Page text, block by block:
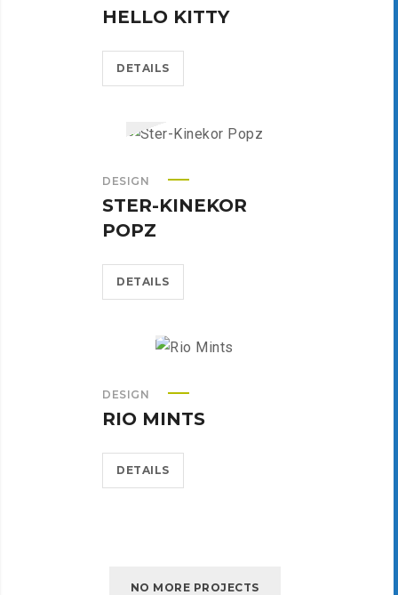
HELLO KITTY
DETAILS
DESIGN
STER-KINEKOR
POPZ
DETAILS
DESIGN
RIO MINTS
DETAILS
NO MORE PROJECTS